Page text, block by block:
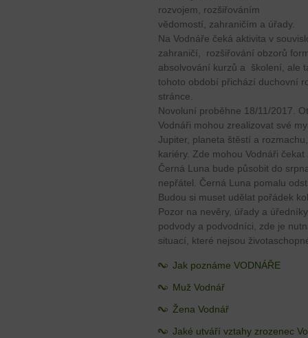
rozvojem, rozšiřováním
vědomostí, zahraničím a úřady.
Na Vodnáře čeká aktivita v
zahraničí, rozšiřování obzorů
absolvování kurzů a školení, ale
tohoto období přichází duchovní
stránce.
Novoluní proběhne 18/11/2017.
Vodnáři mohou zrealizovat své
Jupiter, planeta štěstí a
kariéry. Zde mohou Vodnáři
Černá Luna bude působit do
nepřátel. Černá Luna pomalu
Budou si muset udělat pořádek
Pozor na nevěry, úřady a
podvody a podvodníci, zde je
situací, které nejsou
Jak poznáme VODNÁŘE
Muž Vodnář
Žena Vodnář
Jaké utváří vztahy zrozenec